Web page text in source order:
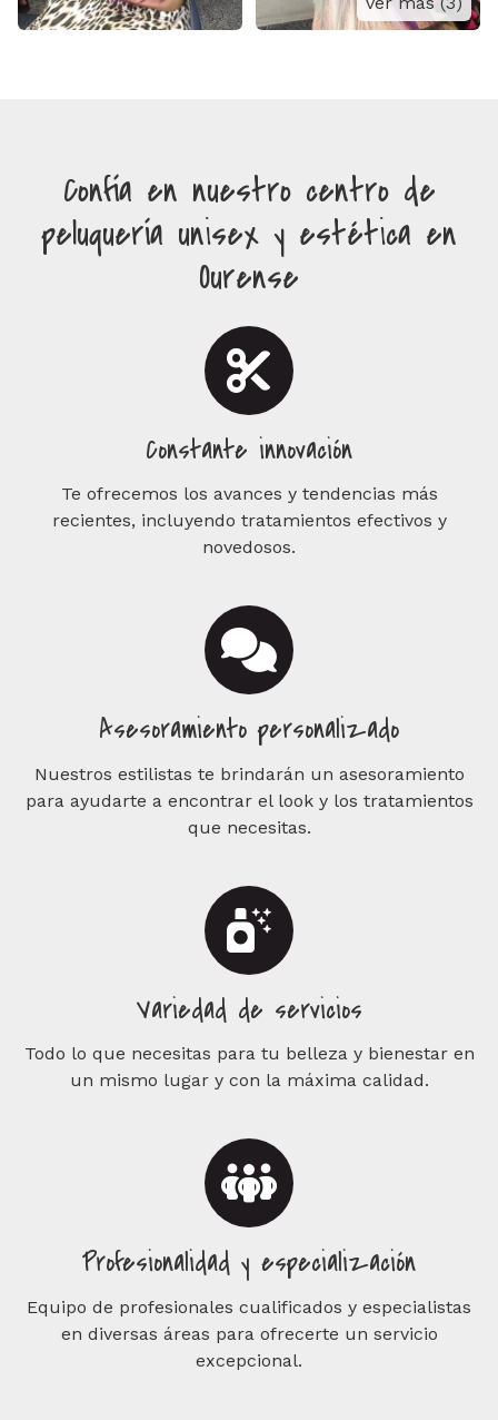
Confía en nuestro centro de
peluquería unisex y estética en
Ourense
Constante innovación
Te ofrecemos los avances y tendencias más
recientes, incluyendo tratamientos efectivos y
novedosos.
Asesoramiento personalizado
Nuestros estilistas te brindarán un asesoramiento
para ayudarte a encontrar el look y los tratamientos
que necesitas.
Variedad de servicios
Todo lo que necesitas para tu belleza y bienestar en
un mismo lugar y con la máxima calidad.
Profesionalidad y especialización
Equipo de profesionales cualificados y especialistas
en diversas áreas para ofrecerte un servicio
excepcional.